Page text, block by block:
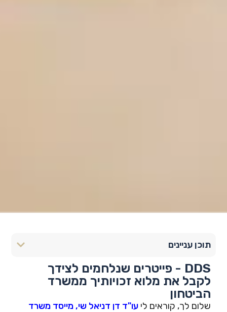
DDS - פייטרים שנלחמים לצידך
לקבל את מלוא זכויותיך ממשרד
הביטחון
שלום לך, קוראים ליעו"ד דן דניאל שי, מייסד משרד
תוכן עניינים